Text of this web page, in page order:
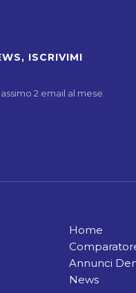
2 email al mese.
Home
Annunci
News